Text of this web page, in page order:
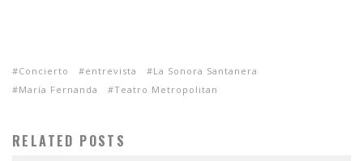
Concierto entrevista
La Sonora Santanera
María Fernanda
Teatro Metropolitan
RELATED POSTS